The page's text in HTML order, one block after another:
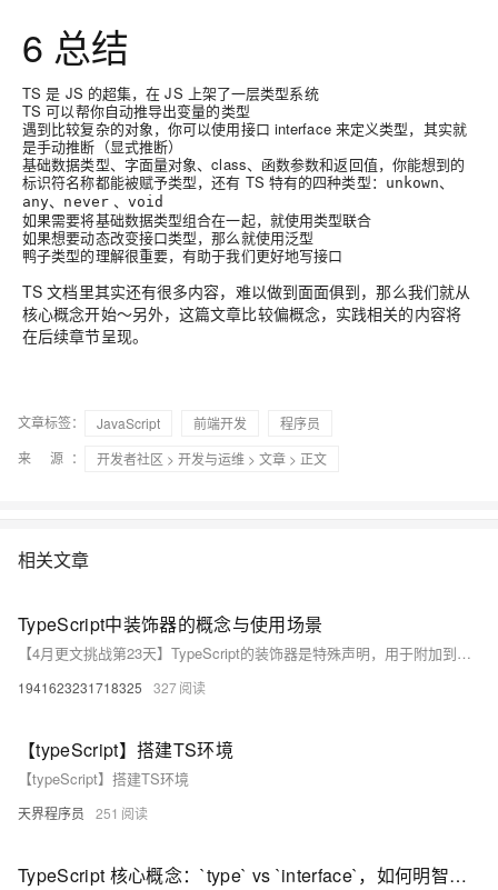
6 总结
TS 是 JS 的超集，在 JS 上架了一层类型系统
TS 可以帮你自动推导出变量的类型
遇到比较复杂的对象，你可以使用接口 interface 来定义类型，其实就
是手动推断（显式推断）
基础数据类型、字面量对象、class、函数参数和返回值，你能想到的
标识符名称都能被赋予类型，还有 TS 特有的四种类型：
unkown、
any、 never、void
如果需要将基础数据类型组合在一起，就使用类型联合
如果想要动态改变接口类型，那么就使用泛型
鸭子类型的理解很重要，有助于我们更好地写接口
TS 文档里其实还有很多内容，难以做到面面俱到，那么我们就从
核心概念开始～另外，这篇文章比较偏概念，实践相关的内容将
在后续章节呈现。
文章标签： JavaScript 前端开发
程序员
来 源：
开发者社区 > 开发与运维 > 文章 > 正文
相关文章
TypeScript中装饰器的概念与使用场景
【4月更文挑战第23天】TypeScript的装饰器是特殊声明，用于附加到类的声明、方法、属性或参数，以修改行为。它们以`@expression`形式，其中`expression`是运行时调用的函数。装饰器应用场景包括：日志记录、调试、依赖注入、权限控制和AOP。通过装饰器，可以实现动态行为修改，如添加日志、注入依赖、控制权限以及事务管理。然而，应谨慎使用，避免过度复杂化代码。装饰器在现代 TypeScript 开发中扮演重要角色，帮助编写更健壮、可维护的代码。
1941623231718325 327
【typeScript】搭建TS环境
【typeScript】搭建TS环境
天界程序员 251
TypeScript 核心概念：`type` vs `interface`，如何明智选择？